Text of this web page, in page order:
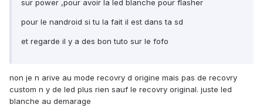
sur power ,pour avoir la led blanche pour flasher
pour le nandroid si tu la fait il est dans ta sd
et regarde il y a des bon tuto sur le fofo
non je n arive au mode recovry d origine mais pas de recovry
custom n y de led plus rien sauf le recovry original. juste led
blanche au demarage